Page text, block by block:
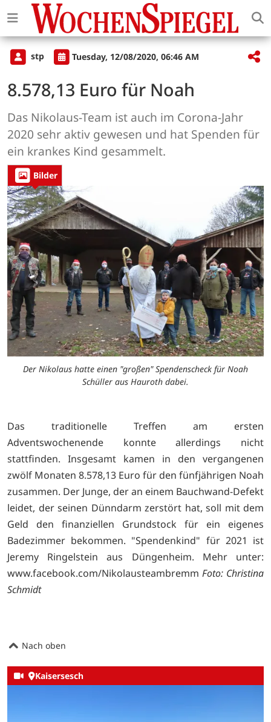
stp Tuesday, 12/08/2020, 06:46 AM
8.578,13 Euro für Noah
Das Nikolaus-Team ist auch im Corona-Jahr
2020 sehr aktiv gewesen und hat Spenden für
ein krankes Kind gesammelt.
Bilder
Der Nikolaus hatte einen "großen" Spendenscheck für Noah
Schüller aus Hauroth dabei.
Das traditionelle Treffen am ersten
Adventswochenende konnte allerdings nicht
stattfinden. Insgesamt kamen in den vergangenen
zwölf Monaten 8.578,13 Euro für den fünfjährigen Noah
zusammen. Der Junge, der an einem Bauchwand-Defekt
leidet, der seinen Dünndarm zerstört hat, soll mit dem
Geld den finanziellen Grundstock für ein eigenes
Badezimmer bekommen. "Spendenkind" für 2021 ist
Jeremy Ringelstein aus Düngenheim. Mehr unter:
www.facebook.com/Nikolausteambremm Foto: Christina
Schmidt
Nach oben
Kaisersesch